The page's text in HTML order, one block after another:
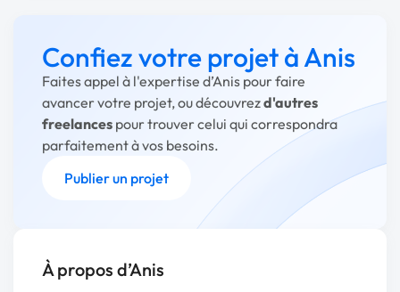
Confiez votre projet à Anis
Faites appel à l'expertise d’Anis pour faire
avancer votre projet, ou découvrezd'autres
freelances pour trouver celui qui correspondra
parfaitement à vos besoins.
Publier un projet
À propos d’Anis